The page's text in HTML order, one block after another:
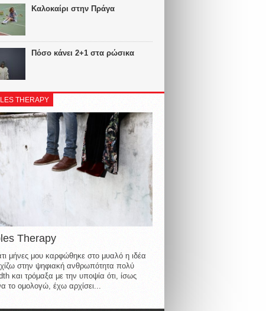
Καλοκαίρι στην Πράγα
Πόσο κάνει 2+1 στα ρώσικα
THERAPY
Therapy
μήνες μου καρφώθηκε στο μυαλό η ιδέα
στην ψηφιακή ανθρωπότητα πολύ
και τρόμαξα με την υποψία ότι, ίσως
το ομολογώ, έχω αρχίσει...